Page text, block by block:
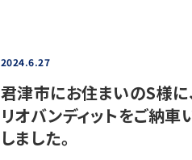
2024.6.27
君津市にお住まいのS様に
リオバンディットをご納車
しました。